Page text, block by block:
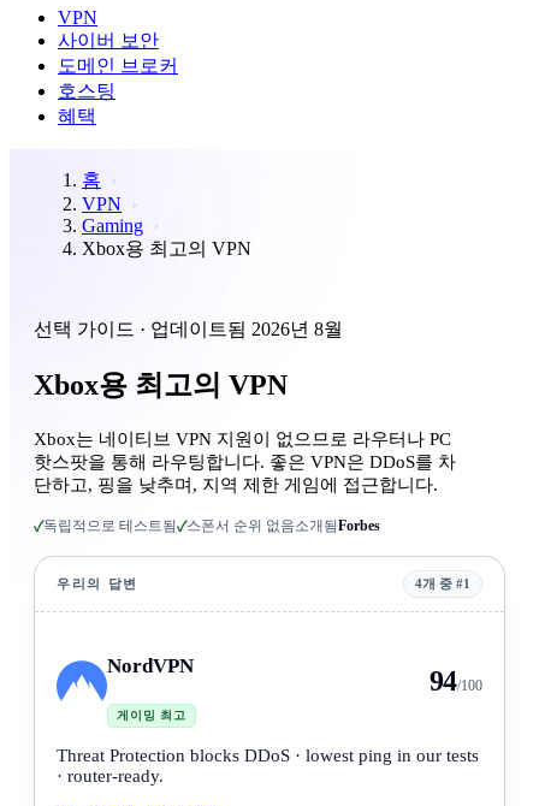
VPN
사이버 보안
도메인 브로커
호스팅
혜택
홈
VPN
Gaming
Xbox용 최고의 VPN
선택 가이드 · 업데이트됨 2026년 8월
Xbox용 최고의 VPN
Xbox는 네이티브 VPN 지원이 없으므로 라우터나 PC
핫스팟을 통해 라우팅합니다. 좋은 VPN은 DDoS를 차
단하고, 핑을 낮추며, 지역 제한 게임에 접근합니다.
✓독립적으로 테스트됨✓스폰서 순위 없음소개됨Forbes
우리의 답변 4개 중 #1
NordVPN
게이밍 최고
94/100
Threat Protection blocks DDoS · lowest ping in our tests
· router-ready.